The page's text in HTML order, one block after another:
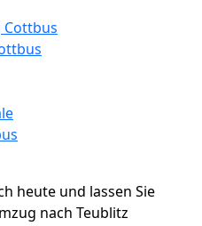
heute und lassen Sie
nach Teublitz